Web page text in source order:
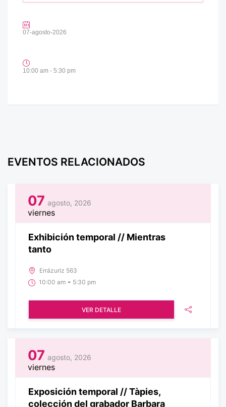
07-agosto-2026
10:00 am - 5:30 pm
EVENTOS RELACIONADOS
07 agosto, 2026
viernes
Exhibición temporal // Mientras
tanto
Errázuriz 563
10:00 am - 5:30 pm
VER DETALLE
07 agosto, 2026
viernes
Exposición temporal // Tàpies,
colección del grabador Barbara